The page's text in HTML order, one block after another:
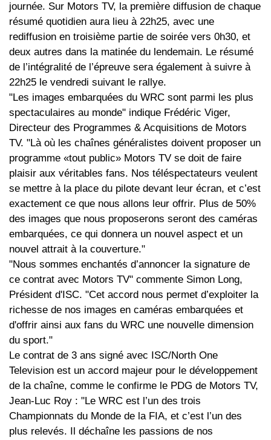
journée. Sur Motors TV, la première diffusion de chaque
résumé quotidien aura lieu à 22h25, avec une
rediffusion en troisième partie de soirée vers 0h30, et
deux autres dans la matinée du lendemain. Le résumé
de l’intégralité de l’épreuve sera également à suivre à
22h25 le vendredi suivant le rallye.
"Les images embarquées du WRC sont parmi les plus
spectaculaires au monde" indique Frédéric Viger,
Directeur des Programmes & Acquisitions de Motors
TV. "Là où les chaînes généralistes doivent proposer un
programme «tout public» Motors TV se doit de faire
plaisir aux véritables fans. Nos téléspectateurs veulent
se mettre à la place du pilote devant leur écran, et c’est
exactement ce que nous allons leur offrir. Plus de 50%
des images que nous proposerons seront des caméras
embarquées, ce qui donnera un nouvel aspect et un
nouvel attrait à la couverture."
"Nous sommes enchantés d’annoncer la signature de
ce contrat avec Motors TV" commente Simon Long,
Président d'ISC. "Cet accord nous permet d’exploiter la
richesse de nos images en caméras embarquées et
d'offrir ainsi aux fans du WRC une nouvelle dimension
du sport."
Le contrat de 3 ans signé avec ISC/North One
Television est un accord majeur pour le développement
de la chaîne, comme le confirme le PDG de Motors TV,
Jean-Luc Roy : "Le WRC est l’un des trois
Championnats du Monde de la FIA, et c’est l’un des
plus relevés. Il déchaîne les passions de nos